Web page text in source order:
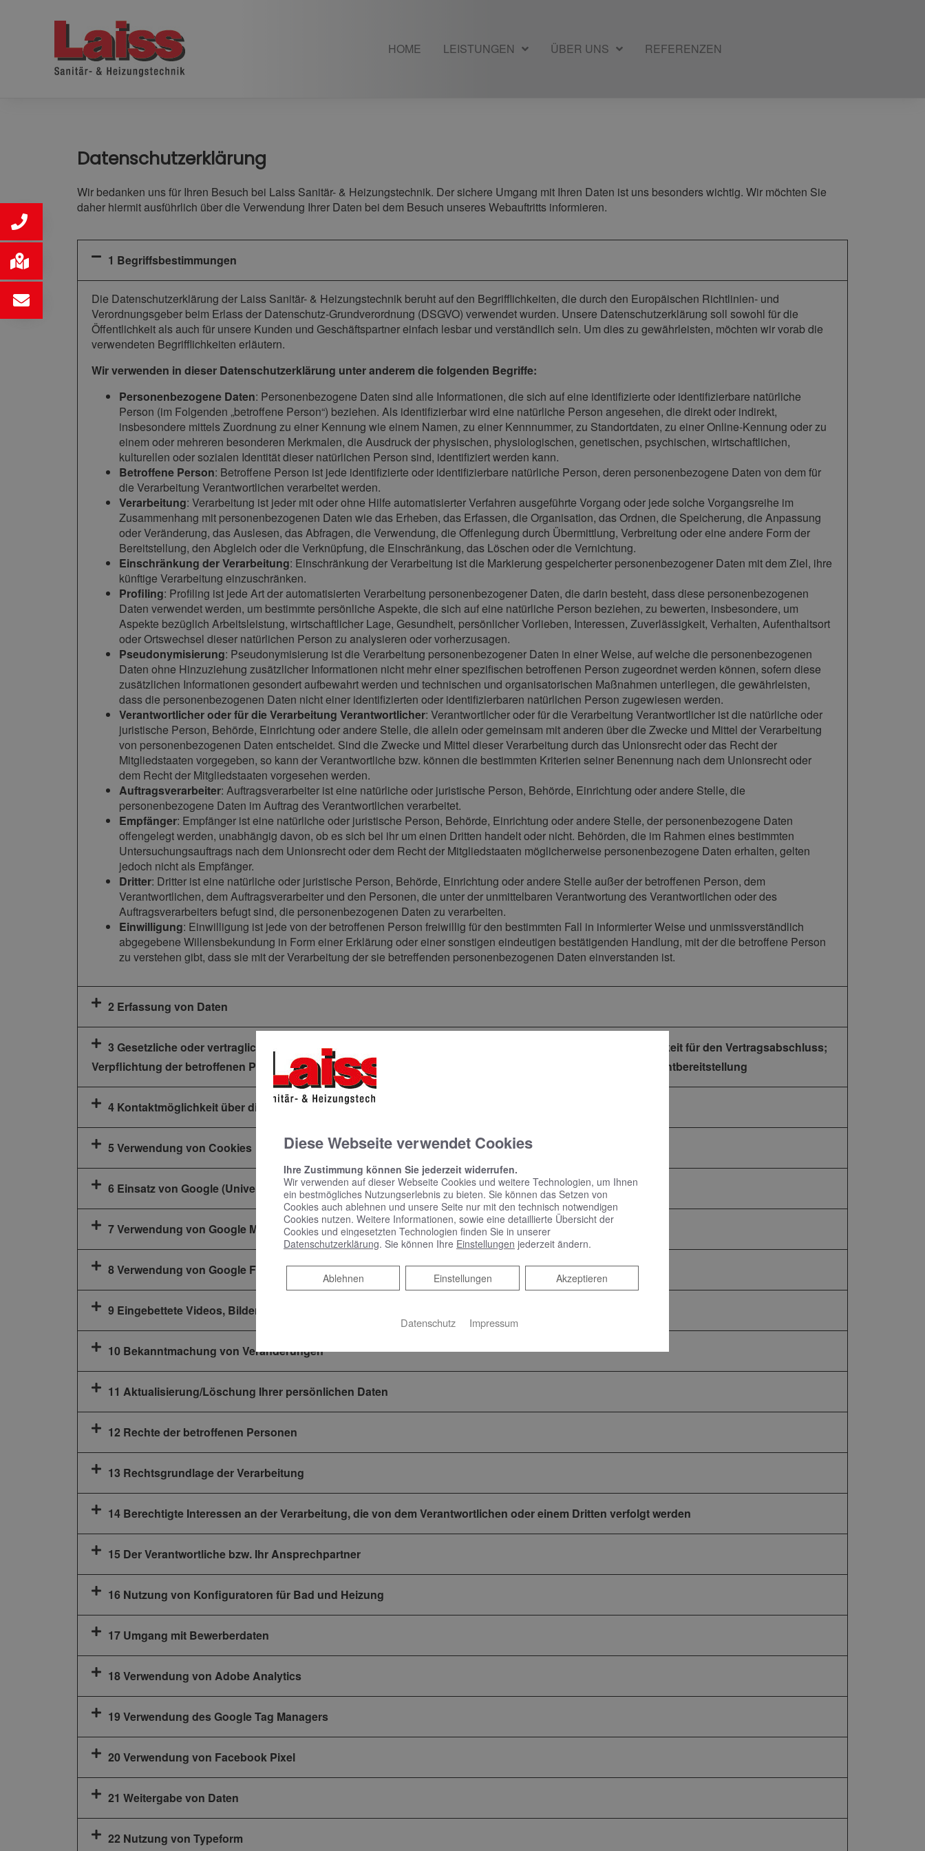
HOME LEISTUNGEN ÜBER UNS REFERENZEN
Datenschutzerklärung
Wir bedanken uns für Ihren Besuch bei Laiss Sanitär- & Heizungstechnik. Der sichere Umgang mit Ihren Daten ist uns besonders wichtig. Wir möchten Sie
daher hiermit ausführlich über die Verwendung Ihrer Daten bei dem Besuch unseres Webauftritts informieren.
1 Begriffsbestimmungen
Die Datenschutzerklärung der Laiss Sanitär- & Heizungstechnik beruht auf den Begrifflichkeiten, die durch den Europäischen Richtlinien- und
Verordnungsgeber beim Erlass der Datenschutz-Grundverordnung (DSGVO) verwendet wurden. Unsere Datenschutzerklärung soll sowohl für die
Öffentlichkeit als auch für unsere Kunden und Geschäftspartner einfach lesbar und verständlich sein. Um dies zu gewährleisten, möchten wir vorab die
verwendeten Begrifflichkeiten erläutern.
Wir verwenden in dieser Datenschutzerklärung unter anderem die folgenden Begriffe:
Personenbezogene Daten: Personenbezogene Daten sind alle Informationen, die sich auf eine identifizierte oder identifizierbare natürliche
Person (im Folgenden „betroffene Person“) beziehen. Als identifizierbar wird eine natürliche Person angesehen, die direkt oder indirekt,
insbesondere mittels Zuordnung zu einer Kennung wie einem Namen, zu einer Kennnummer, zu Standortdaten, zu einer Online-Kennung oder zu
einem oder mehreren besonderen Merkmalen, die Ausdruck der physischen, physiologischen, genetischen, psychischen, wirtschaftlichen,
kulturellen oder sozialen Identität dieser natürlichen Person sind, identifiziert werden kann.
Betroffene Person: Betroffene Person ist jede identifizierte oder identifizierbare natürliche Person, deren personenbezogene Daten von dem für
die Verarbeitung Verantwortlichen verarbeitet werden.
Verarbeitung: Verarbeitung ist jeder mit oder ohne Hilfe automatisierter Verfahren ausgeführte Vorgang oder jede solche Vorgangsreihe im
Zusammenhang mit personenbezogenen Daten wie das Erheben, das Erfassen, die Organisation, das Ordnen, die Speicherung, die Anpassung
oder Veränderung, das Auslesen, das Abfragen, die Verwendung, die Offenlegung durch Übermittlung, Verbreitung oder eine andere Form der
Bereitstellung, den Abgleich oder die Verknüpfung, die Einschränkung, das Löschen oder die Vernichtung.
Einschränkung der Verarbeitung: Einschränkung der Verarbeitung ist die Markierung gespeicherter personenbezogener Daten mit dem Ziel, ihre
künftige Verarbeitung einzuschränken.
Profiling: Profiling ist jede Art der automatisierten Verarbeitung personenbezogener Daten, die darin besteht, dass diese personenbezogenen
Daten verwendet werden, um bestimmte persönliche Aspekte, die sich auf eine natürliche Person beziehen, zu bewerten, insbesondere, um
Aspekte bezüglich Arbeitsleistung, wirtschaftlicher Lage, Gesundheit, persönlicher Vorlieben, Interessen, Zuverlässigkeit, Verhalten, Aufenthaltsort
oder Ortswechsel dieser natürlichen Person zu analysieren oder vorherzusagen.
Pseudonymisierung: Pseudonymisierung ist die Verarbeitung personenbezogener Daten in einer Weise, auf welche die personenbezogenen
Daten ohne Hinzuziehung zusätzlicher Informationen nicht mehr einer spezifischen betroffenen Person zugeordnet werden können, sofern diese
zusätzlichen Informationen gesondert aufbewahrt werden und technischen und organisatorischen Maßnahmen unterliegen, die gewährleisten,
dass die personenbezogenen Daten nicht einer identifizierten oder identifizierbaren natürlichen Person zugewiesen werden.
Verantwortlicher oder für die Verarbeitung Verantwortlicher: Verantwortlicher oder für die Verarbeitung Verantwortlicher ist die natürliche oder
juristische Person, Behörde, Einrichtung oder andere Stelle, die allein oder gemeinsam mit anderen über die Zwecke und Mittel der Verarbeitung
von personenbezogenen Daten entscheidet. Sind die Zwecke und Mittel dieser Verarbeitung durch das Unionsrecht oder das Recht der
Mitgliedstaaten vorgegeben, so kann der Verantwortliche bzw. können die bestimmten Kriterien seiner Benennung nach dem Unionsrecht oder
dem Recht der Mitgliedstaaten vorgesehen werden.
Auftragsverarbeiter: Auftragsverarbeiter ist eine natürliche oder juristische Person, Behörde, Einrichtung oder andere Stelle, die
personenbezogene Daten im Auftrag des Verantwortlichen verarbeitet.
Empfänger: Empfänger ist eine natürliche oder juristische Person, Behörde, Einrichtung oder andere Stelle, der personenbezogene Daten
offengelegt werden, unabhängig davon, ob es sich bei ihr um einen Dritten handelt oder nicht. Behörden, die im Rahmen eines bestimmten
Untersuchungsauftrags nach dem Unionsrecht oder dem Recht der Mitgliedstaaten möglicherweise personenbezogene Daten erhalten, gelten
jedoch nicht als Empfänger.
Dritter: Dritter ist eine natürliche oder juristische Person, Behörde, Einrichtung oder andere Stelle außer der betroffenen Person, dem
Verantwortlichen, dem Auftragsverarbeiter und den Personen, die unter der unmittelbaren Verantwortung des Verantwortlichen oder des
Auftragsverarbeiters befugt sind, die personenbezogenen Daten zu verarbeiten.
Einwilligung: Einwilligung ist jede von der betroffenen Person freiwillig für den bestimmten Fall in informierter Weise und unmissverständlich
abgegebene Willensbekundung in Form einer Erklärung oder einer sonstigen eindeutigen bestätigenden Handlung, mit der die betroffene Person
zu verstehen gibt, dass sie mit der Verarbeitung der sie betreffenden personenbezogenen Daten einverstanden ist.
2 Erfassung von Daten
3 Gesetzliche oder vertragliche Vorschriften zur Bereitstellung der personenbezogenen Daten; Erforderlichkeit für den Vertragsabschluss;
Verpflichtung der betroffenen Person, die personenbezogenen Daten bereitzustellen; mögliche Folgen der Nichtbereitstellung
4 Kontaktmöglichkeit über die Internetseite
5 Verwendung von Cookies
6 Einsatz von Google (Universal) Analytics zur Webanalyse
7 Verwendung von Google Maps
8 Verwendung von Google Fonts
9 Eingebettete Videos, Bilder und Links zu externen Internetseiten
10 Bekanntmachung von Veränderungen
11 Aktualisierung/Löschung Ihrer persönlichen Daten
12 Rechte der betroffenen Personen
13 Rechtsgrundlage der Verarbeitung
14 Berechtigte Interessen an der Verarbeitung, die von dem Verantwortlichen oder einem Dritten verfolgt werden
15 Der Verantwortliche bzw. Ihr Ansprechpartner
16 Nutzung von Konfiguratoren für Bad und Heizung
17 Umgang mit Bewerberdaten
18 Verwendung von Adobe Analytics
19 Verwendung des Google Tag Managers
20 Verwendung von Facebook Pixel
21 Weitergabe von Daten
22 Nutzung von Typeform
Diese Webseite verwendet Cookies
Ihre Zustimmung können Sie jederzeit widerrufen.
Wir verwenden auf dieser Webseite Cookies und weitere Technologien, um Ihnen
ein bestmögliches Nutzungserlebnis zu bieten. Sie können das Setzen von
Cookies auch ablehnen und unsere Seite nur mit den technisch notwendigen
Cookies nutzen. Weitere Informationen, sowie eine detaillierte Übersicht der
Cookies und eingesetzten Technologien finden Sie in unserer
Datenschutzerklärung. Sie können Ihre Einstellungen jederzeit ändern.
Akzeptieren
Einstellungen
Ablehnen
Ablehnen
Datenschutz Impressum